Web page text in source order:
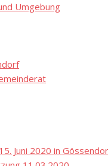
Umgebung
Juni 2020 in